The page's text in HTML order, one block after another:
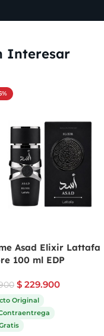
Interesar
Asad Elixir Lattafa
100 ml EDP
$ 229.900
Original